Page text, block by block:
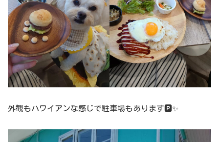
外観もハワイアンな感じで駐車場もあります🅿️✨